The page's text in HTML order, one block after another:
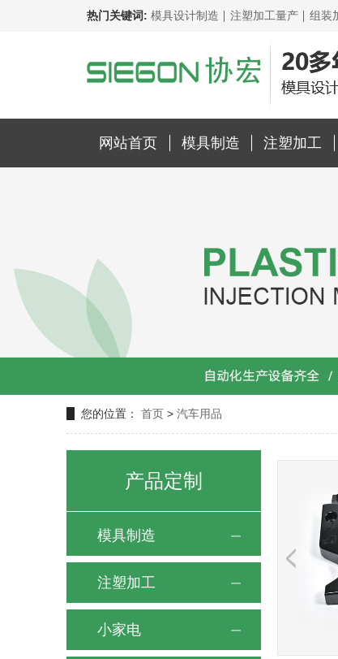
热门关键词: 模具设计制造 注塑加工量产 组装
网站首页 模具制造 注塑加工
您的位置： 首页 > 汽车用品
产品定制
模具制造
注塑加工
小家电